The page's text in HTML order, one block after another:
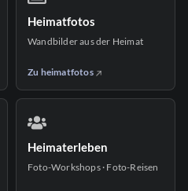
Heimatfotos
Wandbilder aus der Heimat
Zu heimatfotos
Heimaterleben
Foto-Workshops · Foto-Reisen